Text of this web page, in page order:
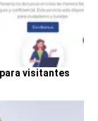
visitantes